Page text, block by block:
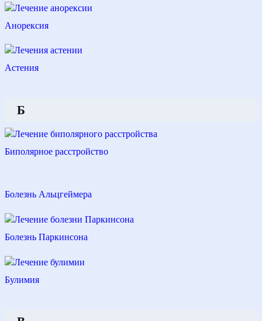
Анорексия
Астения
Б
Биполярное расстройство
Болезнь Альцгеймера
Болезнь Паркинсона
Булимия